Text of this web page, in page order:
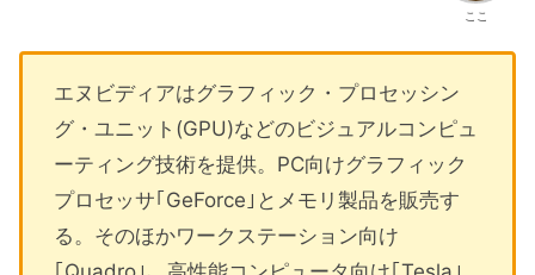
ここ
エヌビディアはグラフィック・プロセッシン
グ・ユニット(GPU)などのビジュアルコンピュ
ーティング技術を提供。PC向けグラフィック
プロセッサ｢GeForce｣とメモリ製品を販売す
る。そのほかワークステーション向け